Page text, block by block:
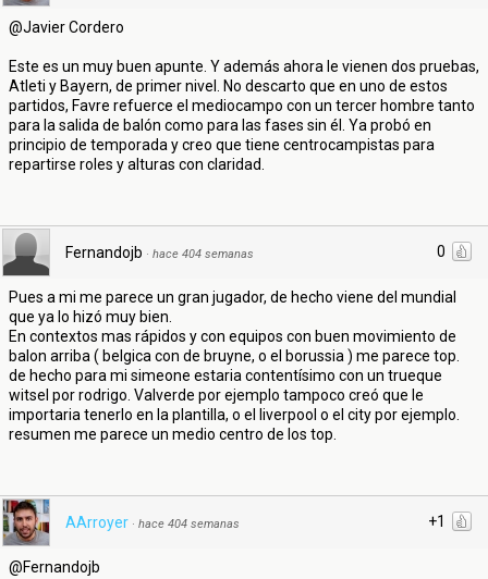
@Javier Cordero
Este es un muy buen apunte. Y además ahora le vienen dos pruebas,
Atleti y Bayern, de primer nivel. No descarto que en uno de estos
partidos, Favre refuerce el mediocampo con un tercer hombre tanto
para la salida de balón como para las fases sin él. Ya probó en
principio de temporada y creo que tiene centrocampistas para
repartirse roles y alturas con claridad.
0
Fernandojb · hace 404 semanas
Pues a mi me parece un gran jugador, de hecho viene del mundial
que ya lo hizó muy bien.
En contextos mas rápidos y con equipos con buen movimiento de
balon arriba ( belgica con de bruyne, o el borussia ) me parece top.
de hecho para mi simeone estaria contentísimo con un trueque
witsel por rodrigo. Valverde por ejemplo tampoco creó que le
importaria tenerlo en la plantilla, o el liverpool o el city por ejemplo.
resumen me parece un medio centro de los top.
+1
AArroyer · hace 404 semanas
@Fernandojb